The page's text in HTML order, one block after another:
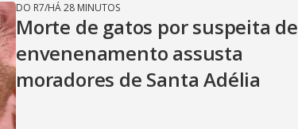
DO R7/HÁ 28 MINUTOS
Morte de gatos por suspeita de
envenenamento assusta
moradores de Santa Adélia